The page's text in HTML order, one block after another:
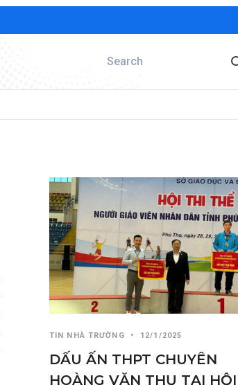
TIN NHÀ TRƯỜNG 12/1/2025
DẤU ẤN THPT CHUYÊN
HOÀNG VĂN THỤ TẠI